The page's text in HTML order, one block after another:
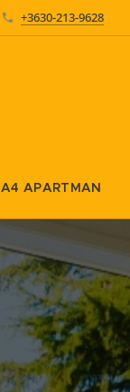
+3630-213-9628
A4 APARTMAN